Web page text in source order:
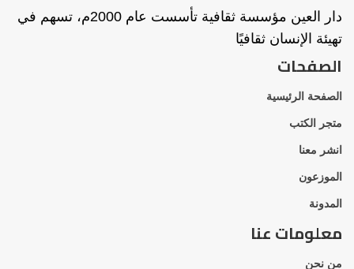
دار العين مؤسسة ثقافية تأسست عام 2000م، تسهم في
تهيئة الإنسان ثقافيًا
الصفحات
الصفحة الرئيسية
متجر الكتب
انشر معنا
الموزعون
المدونة
معلومات عنا
من نحن